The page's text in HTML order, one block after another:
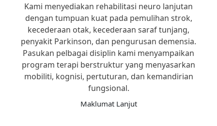
Kami menyediakan rehabilitasi neuro lanjutan
dengan tumpuan kuat pada pemulihan strok,
kecederaan otak, kecederaan saraf tunjang,
penyakit Parkinson, dan pengurusan demensia.
Pasukan pelbagai disiplin kami menyampaikan
program terapi berstruktur yang menyasarkan
mobiliti, kognisi, pertuturan, dan kemandirian
fungsional.
Maklumat Lanjut